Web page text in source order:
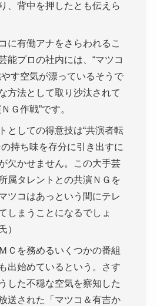
、背中を押したとも伝えら
に有働アナをさらわれるこ
能プロの社内には、“マツコ
す空気が漂っているそうで
方法として取り沙汰されて
Ｇ作戦”です。
としての得意技は“共演者転
持ち味を存分に引き出すに
欠かせません。この大手芸
属タレントとの共演ＮＧを
ツコはあっという間にテレ
しまうことになるでしょ
）
Ｃを務めるいくつかの番組
出始めているという。さす
した不穏な空気を察知した
送された「マツコ＆有吉か